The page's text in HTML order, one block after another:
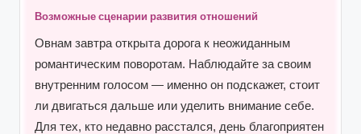
Возможные сценарии развития отношений
Овнам завтра открыта дорога к неожиданным
романтическим поворотам. Наблюдайте за своим
внутренним голосом — именно он подскажет, стоит
ли двигаться дальше или уделить внимание себе.
Для тех, кто недавно расстался, день благоприятен